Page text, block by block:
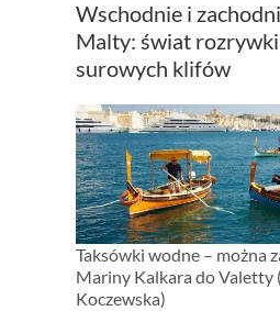
Wschodnie i
Malty: świat
surowych klifów
Taksówki wodne – można
Mariny Kalkara do Valetty
Koczewska)